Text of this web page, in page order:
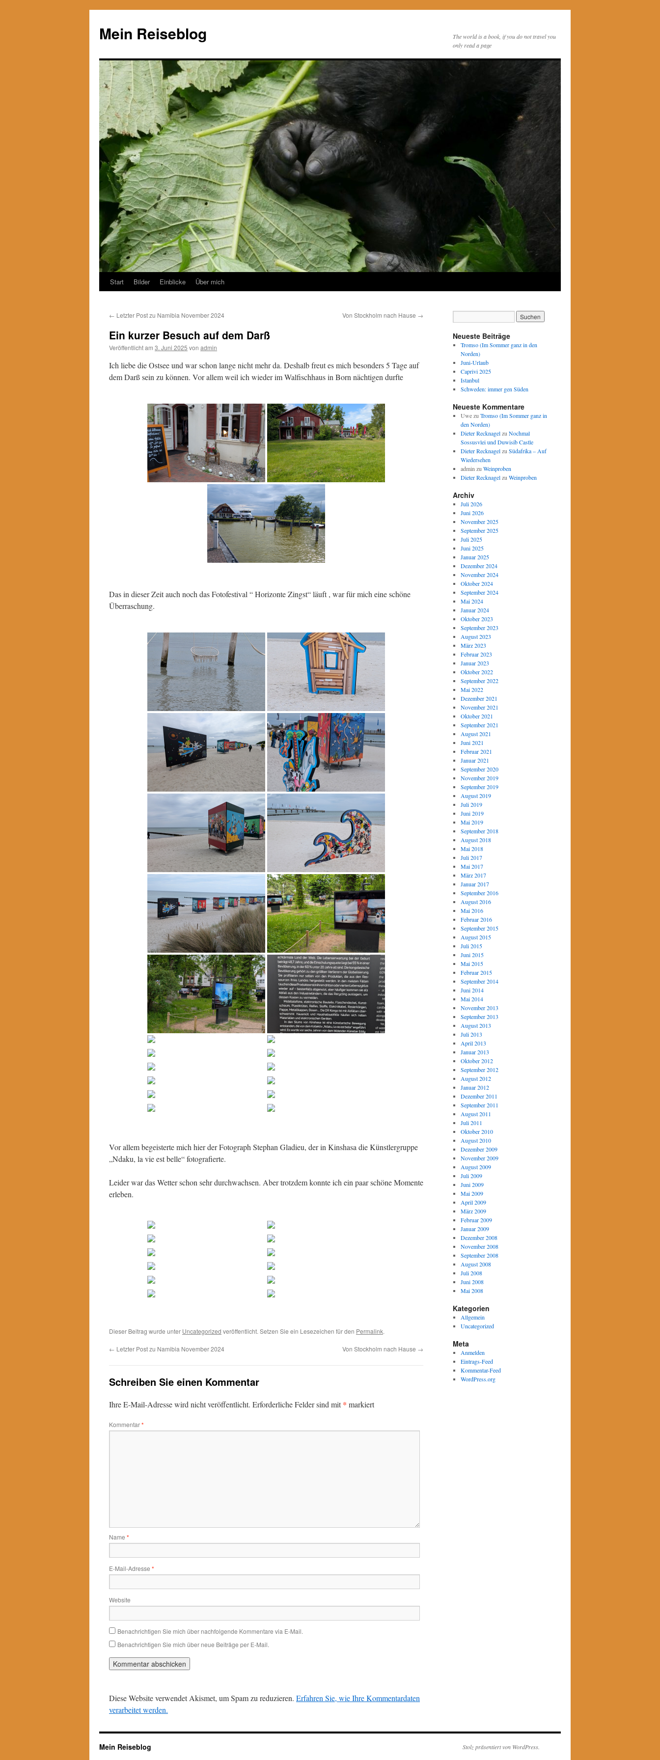
springen
Mein Reiseblog
The world is a book, if you do not travel you
only read a page
Start Bilder Einblicke Über mich
← Letzter Post zu Namibia November 2024 Von Stockholm nach Hause →
Ein kurzer Besuch auf dem Darß
Veröffentlicht am 3. Juni 2025 von admin
Ich liebe die Ostsee und war schon lange nicht mehr da. Deshalb freut es mich besonders 5 Tage auf
dem Darß sein zu können. Vor allem weil ich wieder im Walfischhaus in Born nächtigen durfte
Das in dieser Zeit auch noch das Fotofestival “ Horizonte Zingst“ läuft , war für mich eine schöne
Überraschung.
Vor allem begeisterte mich hier der Fotograph Stephan Gladieu, der in Kinshasa die Künstlergruppe
„Ndaku, la vie est belle“ fotografierte.
Leider war das Wetter schon sehr durchwachsen. Aber trotzdem konnte ich ein paar schöne Momente
erleben.
Dieser Beitrag wurde unter Uncategorized veröffentlicht. Setzen Sie ein Lesezeichen für den Permalink.
← Letzter Post zu Namibia November 2024 Von Stockholm nach Hause →
Schreiben Sie einen Kommentar
Ihre E-Mail-Adresse wird nicht veröffentlicht. Erforderliche Felder sind mit* markiert
Kommentar*
Name *
E-Mail-Adresse *
Website
Benachrichtigen Sie mich über nachfolgende Kommentare via E-Mail.
Benachrichtigen Sie mich über neue Beiträge per E-Mail.
Diese Website verwendet Akismet, um Spam zu reduzieren. Erfahren Sie, wie Ihre Kommentardaten
verarbeitet werden.
Neueste Beiträge
Tromso (Im Sommer ganz in den
Norden)
Juni-Urlaub
Caprivi 2025
Istanbul
Schweden: immer gen Süden
Neueste Kommentare
Uwezu Tromso (Im Sommer ganz in
den Norden)
Dieter Recknagelzu Nochmal
Sossusvlei und Duwisib Castle
Dieter Recknagelzu Südafrika – Auf
Wiedersehen
admin zu Weinproben
Dieter Recknagelzu Weinproben
Archiv
Juli 2026
Juni 2026
November 2025
September 2025
Juli 2025
Juni 2025
Januar 2025
Dezember 2024
November 2024
Oktober 2024
September 2024
Mai 2024
Januar 2024
Oktober 2023
September 2023
August 2023
März 2023
Februar 2023
Januar 2023
Oktober 2022
September 2022
Mai 2022
Dezember 2021
November 2021
Oktober 2021
September 2021
August 2021
Juni 2021
Februar 2021
Januar 2021
September 2020
November 2019
September 2019
August 2019
Juli 2019
Juni 2019
Mai 2019
September 2018
August 2018
Mai 2018
Juli 2017
Mai 2017
März 2017
Januar 2017
September 2016
August 2016
Mai 2016
Februar 2016
September 2015
August 2015
Juli 2015
Juni 2015
Mai 2015
Februar 2015
September 2014
Juni 2014
Mai 2014
November 2013
September 2013
August 2013
Juli 2013
April 2013
Januar 2013
Oktober 2012
September 2012
August 2012
Januar 2012
Dezember 2011
September 2011
August 2011
Juli 2011
Oktober 2010
August 2010
Dezember 2009
November 2009
August 2009
Juli 2009
Juni 2009
Mai 2009
April 2009
März 2009
Februar 2009
Januar 2009
Dezember 2008
November 2008
September 2008
August 2008
Juli 2008
Juni 2008
Mai 2008
Kategorien
Allgemein
Uncategorized
Meta
Anmelden
Eintrags-Feed
Kommentar-Feed
WordPress.org
Mein Reiseblog Stolz präsentiert von WordPress.